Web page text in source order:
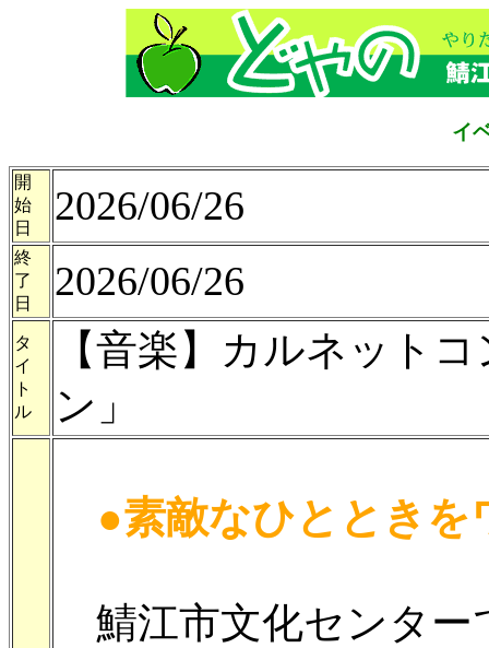
イ
開
始
日
2026/06/26
終
了
日
2026/06/26
タ
イ
ト
ル
【音楽】カルネット
ン」
●素敵なひとときを
鯖江市文化センター